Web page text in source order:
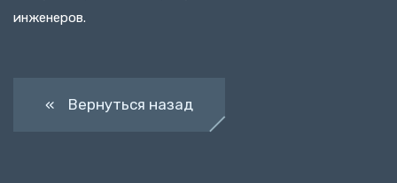
инженеров.
« Вернуться назад